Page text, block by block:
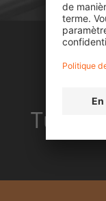
Tu es